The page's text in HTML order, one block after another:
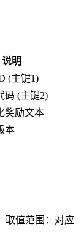
说明
(主键1)
码 (主键2)
奖励文本
本
取值范围：对应